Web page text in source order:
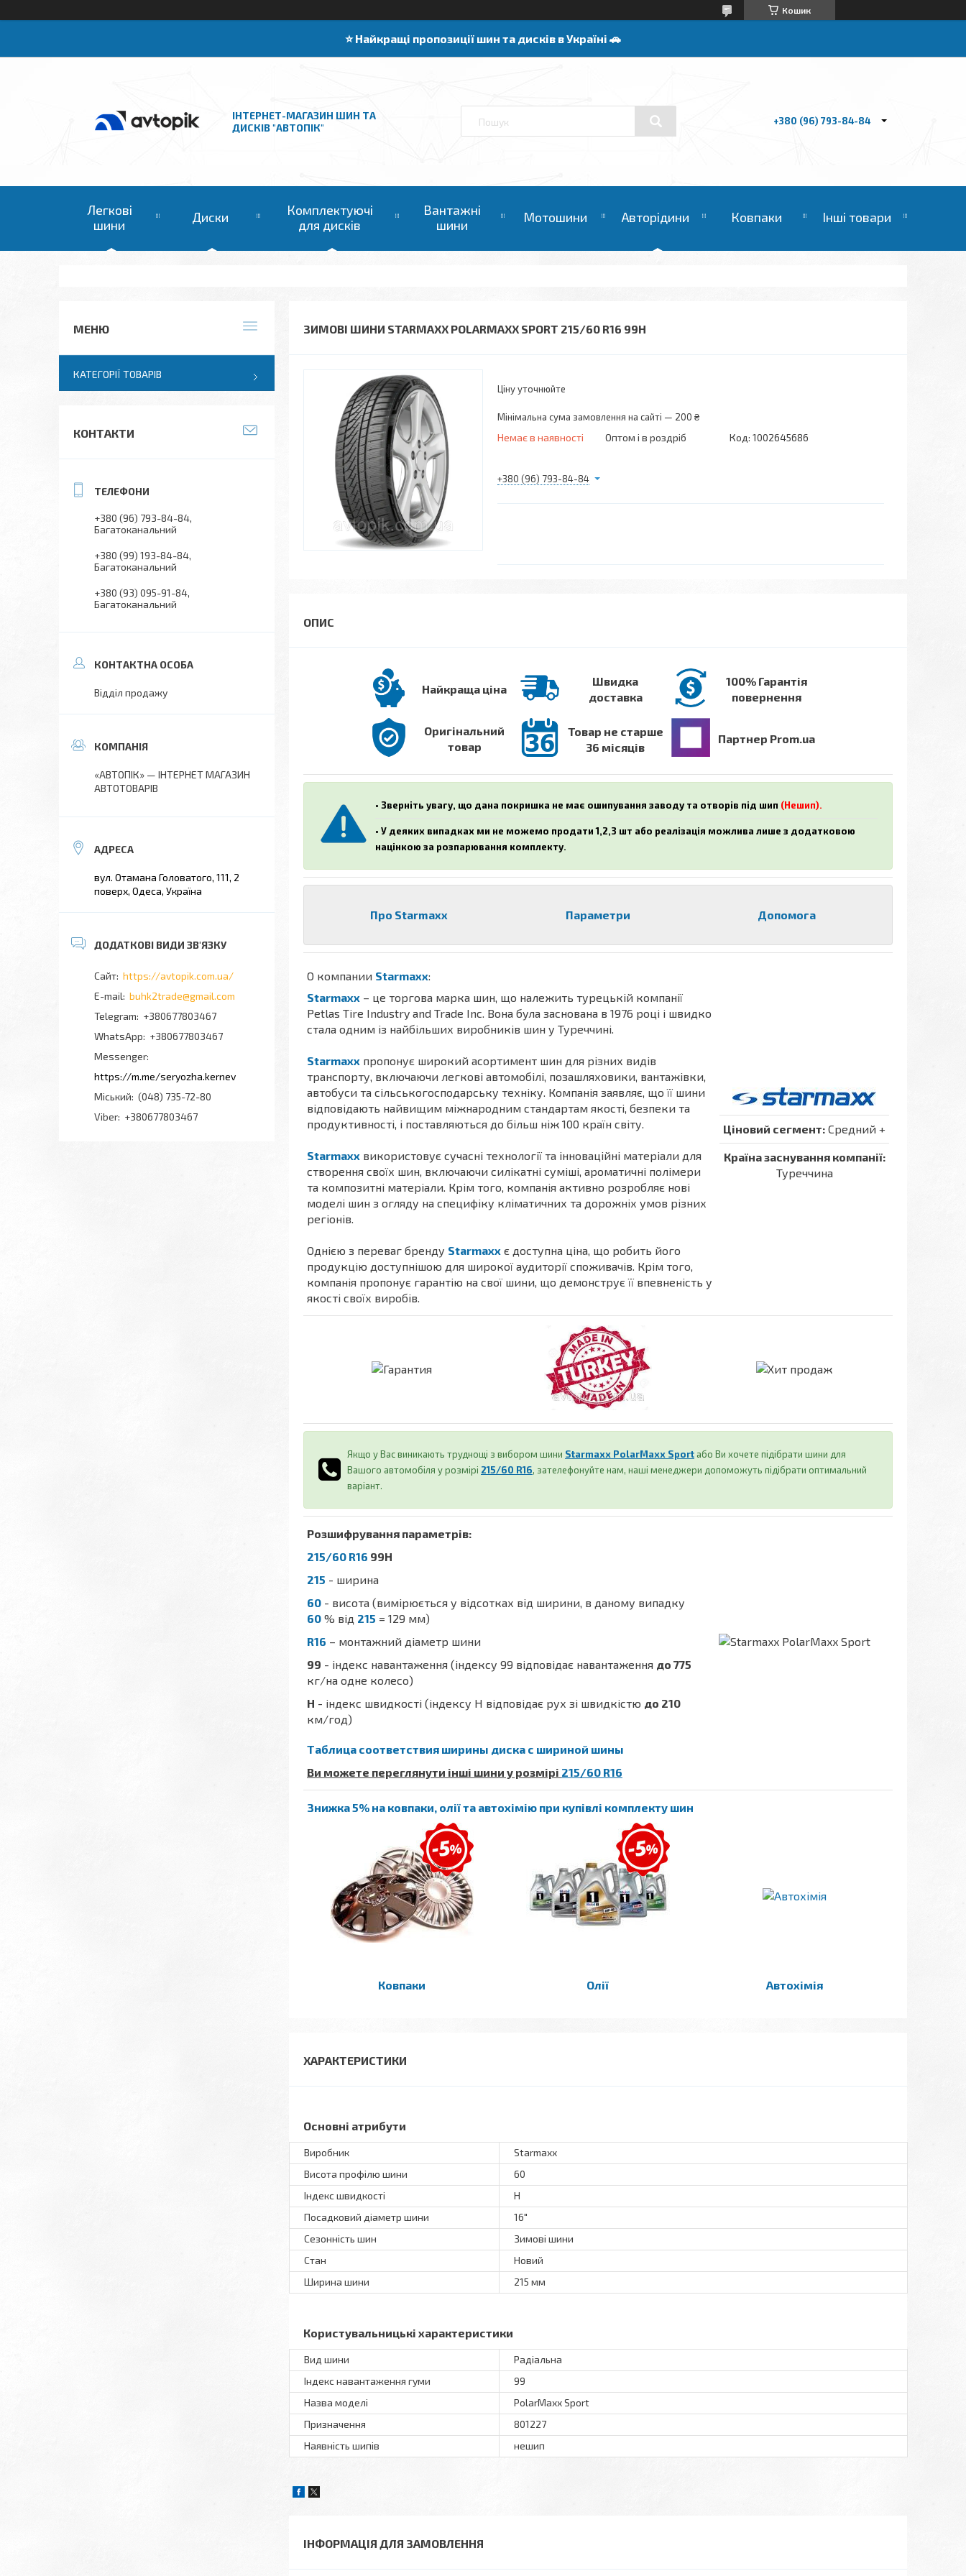
Кошик
⭐️ Найкращі пропозиції шин та дисків в Україні 🚗
ІНТЕРНЕТ-МАГАЗИН ШИН ТА
ДИСКІВ "АВТОПІК"
+380 (96) 793-84-84
Легкові
шини
Диски
Комплектуючі
для дисків
Вантажні
шини
Мотошини Авторідини Ковпаки Інші товари
ЗИМОВІ ШИНИ STARMAXX POLARMAXX SPORT 215/60 R16 99H
Ціну уточнюйте
Мінімальна сума замовлення на сайті — 200 ₴
Немає в наявності Оптом і в роздріб Код: 1002645686
+380 (96) 793-84-84
Найкраща ціна
Швидка
доставка
100% Гарантія
повернення
Оригінальний
товар
Товар не старше
36 місяців
Партнер Prom.ua
• Зверніть увагу, що дана покришка не має ошипування заводу та отворів під шип (Нешип).
• У деяких випадках ми не можемо продати 1,2,3 шт або реалізація можлива лише з додатковою
націнкою за розпарювання комплекту.
Про Starmaxx Параметри Допомога
О компании Starmaxx:
Starmaxx – це торгова марка шин, що належить турецькій компанії
Petlas Tire Industry and Trade Inc. Вона була заснована в 1976 році і швидко
стала одним із найбільших виробників шин у Туреччині.
Starmaxx пропонує широкий асортимент шин для різних видів
транспорту, включаючи легкові автомобілі, позашляховики, вантажівки,
автобуси та сільськогосподарську техніку. Компанія заявляє, що її шини
відповідають найвищим міжнародним стандартам якості, безпеки та
продуктивності, і поставляються до більш ніж 100 країн світу.
Starmaxx використовує сучасні технології та інноваційні матеріали для
створення своїх шин, включаючи силікатні суміші, ароматичні полімери
та композитні матеріали. Крім того, компанія активно розробляє нові
моделі шин з огляду на специфіку кліматичних та дорожніх умов різних
регіонів.
Однією з переваг бренду Starmaxx є доступна ціна, що робить його
продукцію доступнішою для широкої аудиторії споживачів. Крім того,
компанія пропонує гарантію на свої шини, що демонструє її впевненість у
якості своїх виробів.
Ціновий сегмент: Средний +
Країна заснування компанії:
Туреччина
Якщо у Вас виникають труднощі з вибором шини Starmaxx PolarMaxx Sportабо Ви хочете підібрати шини для
Вашого автомобіля у розмірі 215/60 R16, зателефонуйте нам, наші менеджери допоможуть підібрати оптимальний
варіант.
Розшифрування параметрів:
215/60 R16 99H
215 - ширина
60 - висота (вимірюється у відсотках від ширини, в даному випадку
60 % від 215 = 129 мм)
R16 – монтажний діаметр шини
99 - індекс навантаження (індексу 99 відповідає навантаження до 775
кг/на одне колесо)
H - індекс швидкості (індексу H відповідає рух зі швидкістю до 210
км/год)
Таблица соответствия ширины диска с шириной шины
Ви можете переглянути інші шини у розмірі 215/60 R16
Знижка 5% на ковпаки, олії та автохімію при купівлі комплекту шин
Ковпаки Олії Автохімія
ХАРАКТЕРИСТИКИ
Основні атрибути
Виробник
Starmaxx
Висота профілю шини
60
Індекс швидкості
H
Посадковий діаметр шини
16"
Сезонність шин
Зимові шини
Стан
Новий
Ширина шини
215 мм
Користувальницькі характеристики
Вид шини
Радіальна
Індекс навантаження гуми
99
Назва моделі
PolarMaxx Sport
Призначення
801227
Наявність шипів
нешип
ІНФОРМАЦІЯ ДЛЯ ЗАМОВЛЕННЯ
КАТЕГОРІЇ ТОВАРІВ
КОНТАКТИ
+380 (96) 793-84-84
Багатоканальний
+380 (99) 193-84-84
Багатоканальний
+380 (93) 095-91-84
Багатоканальний
Відділ продажу
«АВТОПІК» — ІНТЕРНЕТ МАГАЗИН
АВТОТОВАРІВ
вул. Отамана Головатого, 111, 2
поверх, Одеса, Україна
https://avtopik.com.ua/
buhk2trade@gmail.com
+380677803467
+380677803467
Messenger
https://m.me/seryozha.kernev
Міський (048) 735-72-80
Viber +380677803467